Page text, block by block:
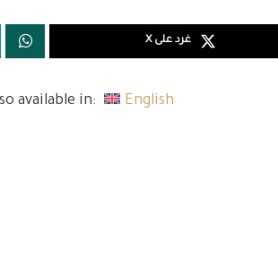
غرد على X
available in: English